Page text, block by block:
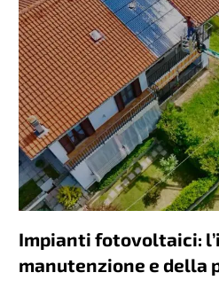
Impianti fotovoltaici:
manutenzione e della